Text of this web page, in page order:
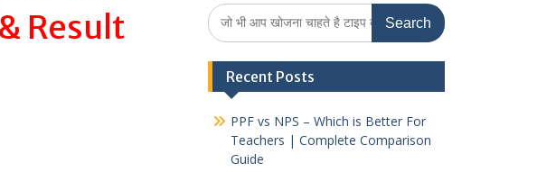
Result
Search
for:
Recent Posts
PPF vs NPS – Which is Better For
Teachers | Complete Comparison
Guide